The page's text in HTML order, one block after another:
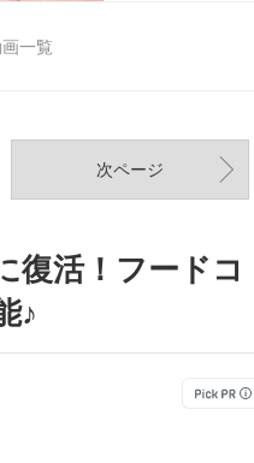
一覧
次ページ
復活！フードコ
♪